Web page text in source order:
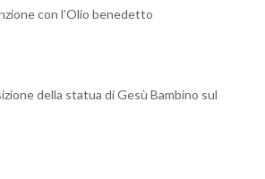
con l’Olio benedetto
della statua di Gesù Bambino sul